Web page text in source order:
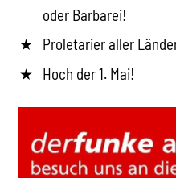
oder Barbarei!
Proletarier aller
Hoch der 1. Mai!